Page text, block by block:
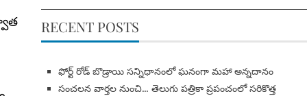
RECENT POSTS
​ఫోర్ట్ రోడ్ బొడ్రాయి సన్నిధానంలో ఘనంగా మహా అన్నదానం
సంచలన వార్తల నుంచి… తెలుగు పత్రికా ప్రపంచంలో సరికొత్త